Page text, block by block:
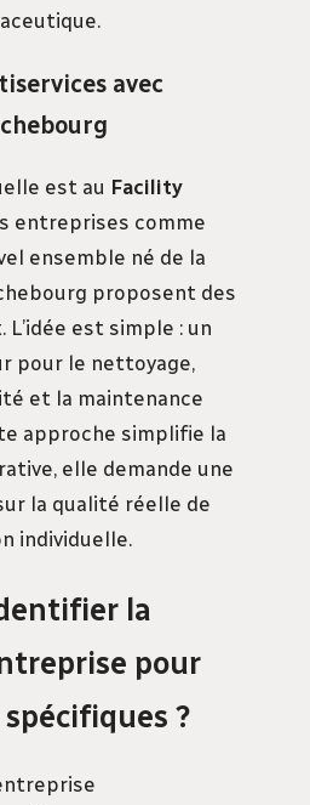
avec
est au Facility
entreprises comme
ensemble né de la
proposent des
est simple : un
pour le nettoyage,
et la maintenance
approche simplifie la
elle demande une
la qualité réelle de
individuelle.
la
pour
?